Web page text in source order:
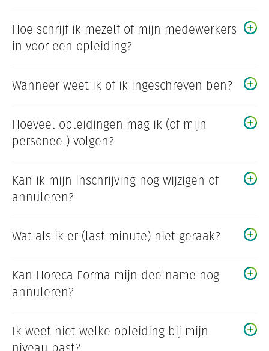
Hoe schrijf ik mezelf of mijn medewerkers
in voor een opleiding?
Wanneer weet ik of ik ingeschreven ben?
Hoeveel opleidingen mag ik (of mijn
personeel) volgen?
Kan ik mijn inschrijving nog wijzigen of
annuleren?
Wat als ik er (last minute) niet geraak?
Kan Horeca Forma mijn deelname nog
annuleren?
Ik weet niet welke opleiding bij mijn